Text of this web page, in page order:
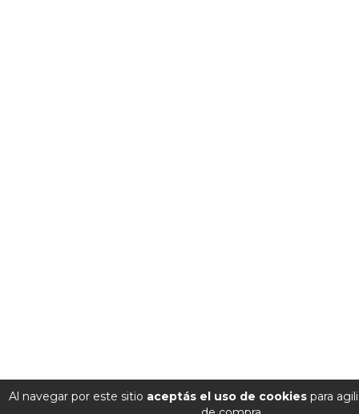
Al navegar por este sitio aceptás el uso de cookiespara